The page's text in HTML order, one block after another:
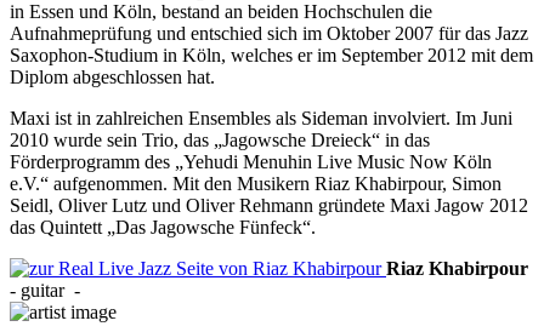
in Essen und Köln, bestand an beiden Hochschulen die
Aufnahmeprüfung und entschied sich im Oktober 2007 für das Jazz
Saxophon-Studium in Köln, welches er im September 2012 mit dem
Diplom abgeschlossen hat.
Maxi ist in zahlreichen Ensembles als Sideman involviert. Im Juni
2010 wurde sein Trio, das „Jagowsche Dreieck“ in das
Förderprogramm des „Yehudi Menuhin Live Music Now Köln
e.V.“ aufgenommen. Mit den Musikern Riaz Khabirpour, Simon
Seidl, Oliver Lutz und Oliver Rehmann gründete Maxi Jagow 2012
das Quintett „Das Jagowsche Fünfeck“.
Riaz Khabirpour
- guitar -